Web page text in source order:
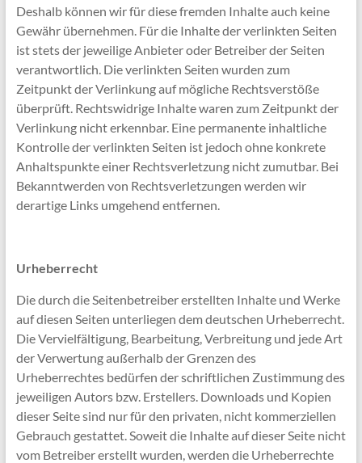
Deshalb können wir für diese fremden Inhalte auch keine
Gewähr übernehmen. Für die Inhalte der verlinkten Seiten
ist stets der jeweilige Anbieter oder Betreiber der Seiten
verantwortlich. Die verlinkten Seiten wurden zum
Zeitpunkt der Verlinkung auf mögliche Rechtsverstöße
überprüft. Rechtswidrige Inhalte waren zum Zeitpunkt der
Verlinkung nicht erkennbar. Eine permanente inhaltliche
Kontrolle der verlinkten Seiten ist jedoch ohne konkrete
Anhaltspunkte einer Rechtsverletzung nicht zumutbar. Bei
Bekanntwerden von Rechtsverletzungen werden wir
derartige Links umgehend entfernen.
Urheberrecht
Die durch die Seitenbetreiber erstellten Inhalte und Werke
auf diesen Seiten unterliegen dem deutschen Urheberrecht.
Die Vervielfältigung, Bearbeitung, Verbreitung und jede Art
der Verwertung außerhalb der Grenzen des
Urheberrechtes bedürfen der schriftlichen Zustimmung des
jeweiligen Autors bzw. Erstellers. Downloads und Kopien
dieser Seite sind nur für den privaten, nicht kommerziellen
Gebrauch gestattet. Soweit die Inhalte auf dieser Seite nicht
vom Betreiber erstellt wurden, werden die Urheberrechte